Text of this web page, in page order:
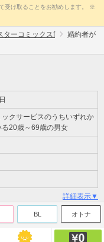
受け取ることをお勧めします。 ※
ターコミックスf
婚約者が
クサービスのうちいずれか
20歳～69歳の男女
詳細表示▼
BL オトナ